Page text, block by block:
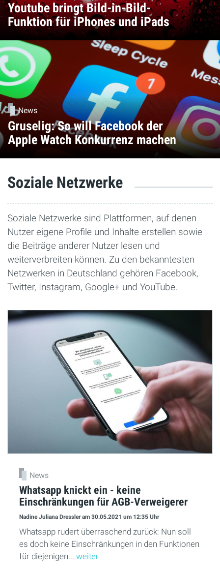
Youtube bringt Bild-in-Bild-
Funktion für iPhones und iPads
News
Gruselig: So will Facebook der
Apple Watch Konkurrenz machen
Soziale Netzwerke
Soziale Netzwerke sind Plattformen, auf denen
Nutzer eigene Profile und Inhalte erstellen sowie
die Beiträge anderer Nutzer lesen und
weiterverbreiten können. Zu den bekanntesten
Netzwerken in Deutschland gehören Facebook,
Twitter, Instagram, Google+ und YouTube.
News
Whatsapp knickt ein - keine
Einschränkungen für AGB-Verweigerer
Nadine Juliana Dressleram 30.05.2021 um 12:35 Uhr
Whatsapp rudert überraschend zurück: Nun soll
es doch keine Einschränkungen in den Funktionen
für diejenigen... weiter